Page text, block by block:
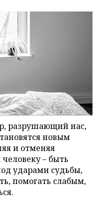
разрушающий нас,
новым
и отменяя
– быть
ударами судьбы,
помогать слабым,